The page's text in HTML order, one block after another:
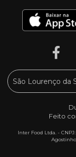
Feito
Inter Food Ltda. -